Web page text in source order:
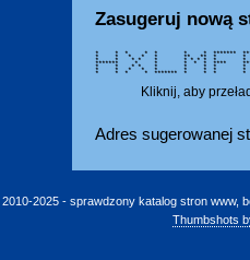
Zasugeruj nową
* * * * * * * *******
* * * * * ** **
* * * * * * * *
******* * * * * *
* * * * * * * *
* * * * * * *
* * * * ******* * * * *
Kliknij, aby
Adres sugerowanej
 2010-2025 - sprawdzony katalog stron www,
Thumbshots